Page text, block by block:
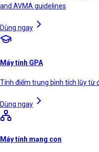
and AVMA guidelines
Dùng ngay
Máy tính GPA
Tính điểm trung bình tích lũy từ
Dùng ngay
Máy tính mạng con